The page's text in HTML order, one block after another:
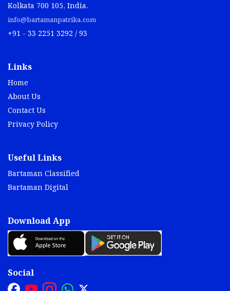
Kolkata 700 105, India.
info@bartamanpatrika.com
+91 - 33 2251 3292 / 93
Links
Home
About Us
Contact Us
Privacy Policy
Useful Links
Bartaman Classified
Bartaman Digital
Download App
Social